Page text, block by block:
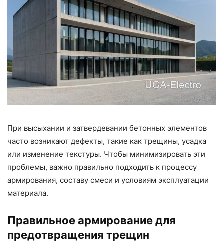
При высыхании и затвердевании бетонных элементов
часто возникают дефекты, такие как трещины, усадка
или изменение текстуры. Чтобы минимизировать эти
проблемы, важно правильно подходить к процессу
армирования, составу смеси и условиям эксплуатации
материала.
Правильное армирование для
предотвращения трещин